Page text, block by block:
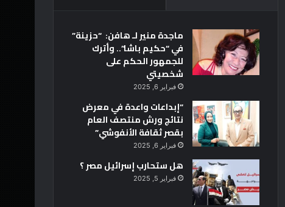
ماجدة منير لـ هافن: “حزينة”
في “حكيم باشا”.. وأترك
للجمهور الحكم على
شخصيتي
فبراير 6, 2025
“إبداعات واعدة في معرض
نتائج ورش منتصف العام
بقصر ثقافة الأنفوشي”
فبراير 6, 2025
هل ستحارب إسرائيل مصر ؟
فبراير 5, 2025